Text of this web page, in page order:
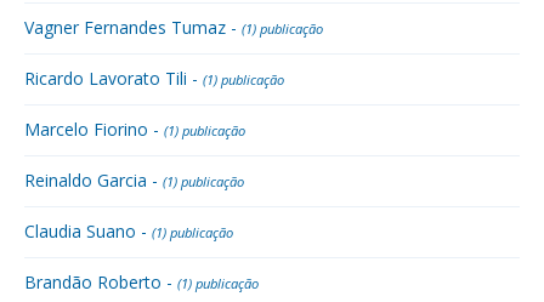
Vagner Fernandes Tumaz - (1) publicação
Ricardo Lavorato Tili - (1) publicação
Marcelo Fiorino - (1) publicação
Reinaldo Garcia - (1) publicação
Claudia Suano - (1) publicação
Brandão Roberto - (1) publicação